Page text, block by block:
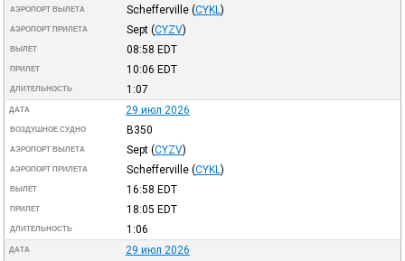
АЭРОПОРТ ВЫЛЕТА Schefferville (CYKL )
АЭРОПОРТ ПРИЛЕТА Sept (CYZV)
ВЫЛЕТ 08:58 EDT
ПРИЛЕТ 10:06 EDT
ДЛИТЕЛЬНОСТЬ 1:07
ДАТА 29 июл 2026
ВОЗДУШНОЕ СУДНО B350
АЭРОПОРТ ВЫЛЕТА Sept (CYZV)
АЭРОПОРТ ПРИЛЕТА Schefferville (CYKL )
ВЫЛЕТ 16:58 EDT
ПРИЛЕТ 18:05 EDT
ДЛИТЕЛЬНОСТЬ 1:06
ДАТА 29 июл 2026